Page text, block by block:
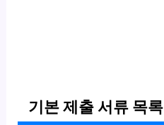
기본 제출 서류 목록